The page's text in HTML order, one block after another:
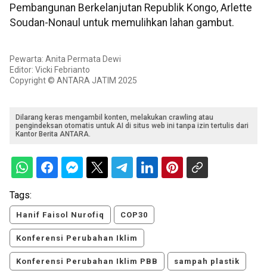
Pembangunan Berkelanjutan Republik Kongo, Arlette
Soudan-Nonaul untuk memulihkan lahan gambut.
Pewarta: Anita Permata Dewi
Editor: Vicki Febrianto
Copyright © ANTARA JATIM 2025
Dilarang keras mengambil konten, melakukan crawling atau
pengindeksan otomatis untuk AI di situs web ini tanpa izin tertulis dari
Kantor Berita ANTARA.
Tags:
Hanif Faisol Nurofiq COP30
Konferensi Perubahan Iklim
Konferensi Perubahan Iklim PBB sampah plastik